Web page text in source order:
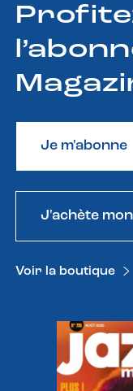
Je m'abonne
J'achète
Voir la boutique